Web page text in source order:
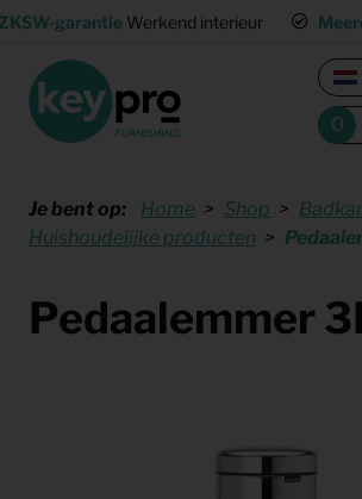
garantie Werkend interieur
Je bent op: Home Shop
Huishoudelijke producten
Pedaalemmer